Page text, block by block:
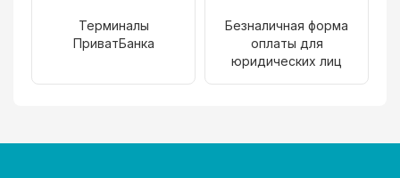
Терминалы
ПриватБанка
Безналичная форма
оплаты для
юридических лиц